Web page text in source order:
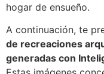
hogar de ensueño.
A continuación, te
de recreaciones
generadas con